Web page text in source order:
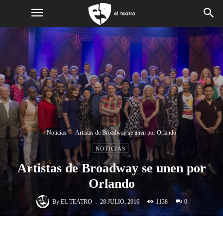
Noticias Artistas de Broadway se unen por Orlando
NOTICIAS
Artistas de Broadway se unen por
Orlando
By EL TEATRO - 28 JULIO, 2016 1138 0